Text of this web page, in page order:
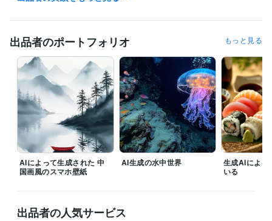
受賞歴
ない100の食べ物」
資格・検定
Google アナリティクス個人認定資格（GAIQ） 取得年 : 2023年
ビジネス・クリエイティブツール
ChatGPT:3年 Perplexity AI:2年Midjourney:2年 Bard:2年DALL-E:2年
niji・journey:2年STORES:2年AppsFlyer:6年Google Analytics:6年
Google Search Console:5年 SimilarWeb:5年Make:1年Zapier:1年
CapCut:2年Canva:2年Excel:20年Google サイト:6年Numbers:5年
Pages:5年
集客・マーケティング相談 SNS 運用管理
出品者のポートフォリオ もっと見る
AIによって生成された 中
国画風のスマホ壁紙
AI生成の水中世界
生成AIによる
いる
出品者の人気サービス